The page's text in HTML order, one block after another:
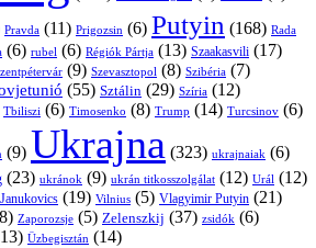
Pravda (11) Prigozsin (6) Putyin (168) Rada
(6) rubel (6) Régiók Pártja (13) Szaakasvili (17)
(9) Szevasztopol (8) Szibéria (7)
(55) Sztálin (29) Szíria (12)
Tbiliszi (6) Timosenko (8) Trump (14) Turcsinov (6)
(9) Ukrajna (323) ukrajnaiak (6)
(23) ukránok (9) ukrán titkosszolgálat (12) Urál (12)
(19) Vilnius (5) Vlagyimir Putyin (21)
Zaporozsje (5) Zelenszkij (37) zsidók (6)
Üzbegisztán (14)